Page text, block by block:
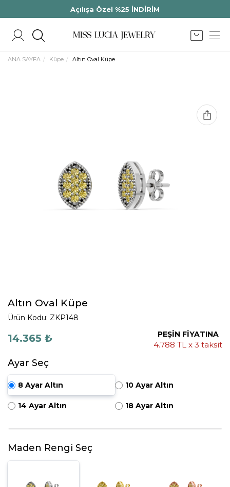
Açılışa Özel %25 İNDİRİM
ANA SAYFA Küpe Altın Oval Küpe
Altın Oval Küpe
Ürün Kodu: ZKP148
14.365 ₺ PEŞİN FİYATINA
4.788 TL x 3 taksit
Ayar Seç
8 Ayar Altın 10 Ayar Altın
14 Ayar Altın 18 Ayar Altın
Maden Rengi Seç